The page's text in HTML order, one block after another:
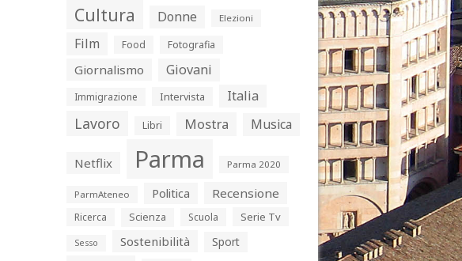
Cultura Donne Elezioni
Film Food Fotografia
Giornalismo Giovani
Immigrazione Intervista Italia
Lavoro Libri Mostra Musica
Netflix Parma Parma 2020
ParmAteneo Politica Recensione
Ricerca Scienza Scuola Serie Tv
Sesso Sostenibilità Sport